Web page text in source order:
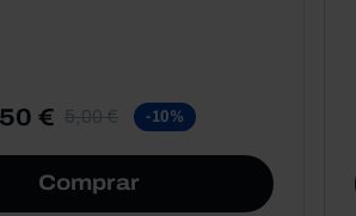
€ 5,00 € -10%
Comprar